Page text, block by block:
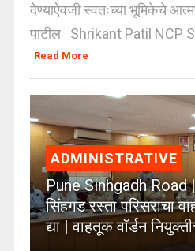
देण्याऐवजी स्वतःच्या भूमिकेचे
पाटील Shrikant Patil NCP
Read More
ADMINISTRATIVE
Pune Sinhgadh Road
सिंहगड रस्ता परिसराचा
द्या | वाहतूक वॉर्डन